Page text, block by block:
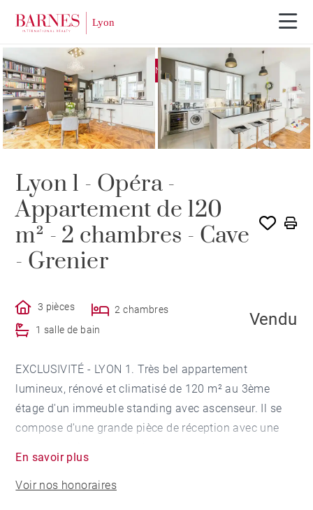
EXCLUSIVITÉ VENDU PAR BARNES
Lyon 1 - Opéra -
Appartement de 120
m² - 2 chambres - Cave
- Grenier
3 pièces
2 chambres
1 salle de bain
Vendu
EXCLUSIVITÉ - LYON 1. Très bel appartement
lumineux, rénové et climatisé de 120 m² au 3ème
étage d'un immeuble standing avec ascenseur. Il se
compose d'une grande pièce de réception avec une
et un grenier complètent ce bien rare à proximité
immédiate de l'Opéra, des commerces et des
En savoir plus
Voir nos honoraires